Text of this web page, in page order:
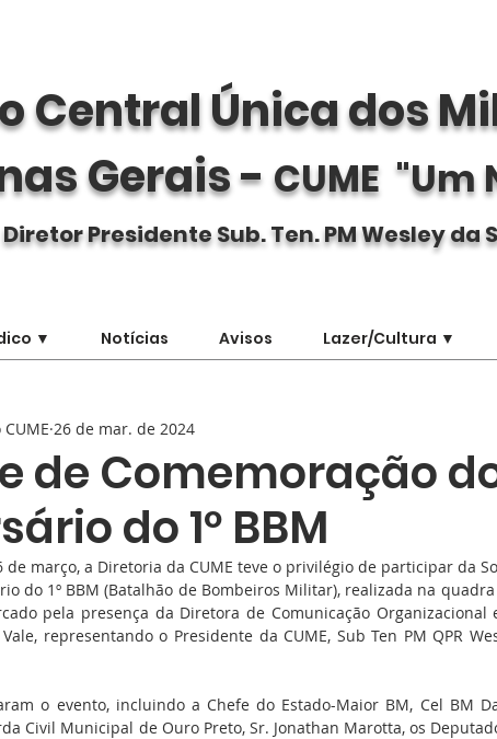
Central Única dos
Gerais -CUME "Um
Diretor Presidente Sub. Ten. PM Wesley da
▼ Notícias Avisos Lazer/Cultura ▼
de Comemoração
do 1º BBM
26 de mar. de 2024
março, a Diretoria da CUME teve o privilégio de participar da
do 1º BBM (Batalhão de Bombeiros Militar), realizada na
pela presença da Diretora de Comunicação Organizacional
representando o Presidente da CUME, Sub Ten PM QPR
o evento, incluindo a Chefe do Estado-Maior BM, Cel BM
Civil Municipal de Ouro Preto, Sr. Jonathan Marotta, os